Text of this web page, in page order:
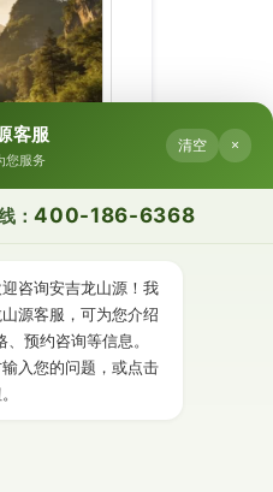
寻龙点穴：解析看坟地阴宅风水大全的地缘哲学
客服
您服务
清空 ×
：400-186-6368
咨询安吉龙山源！我
源客服，可为您介绍
、预约咨询等信息。
入您的问题，或点击